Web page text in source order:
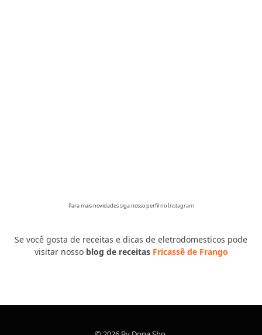
Para mais novidades siga nosso perfil noInstagram
Se você gosta de receitas e dicas de eletrodomesticos pode
visitar nosso blog de receitas Fricassê de Frango